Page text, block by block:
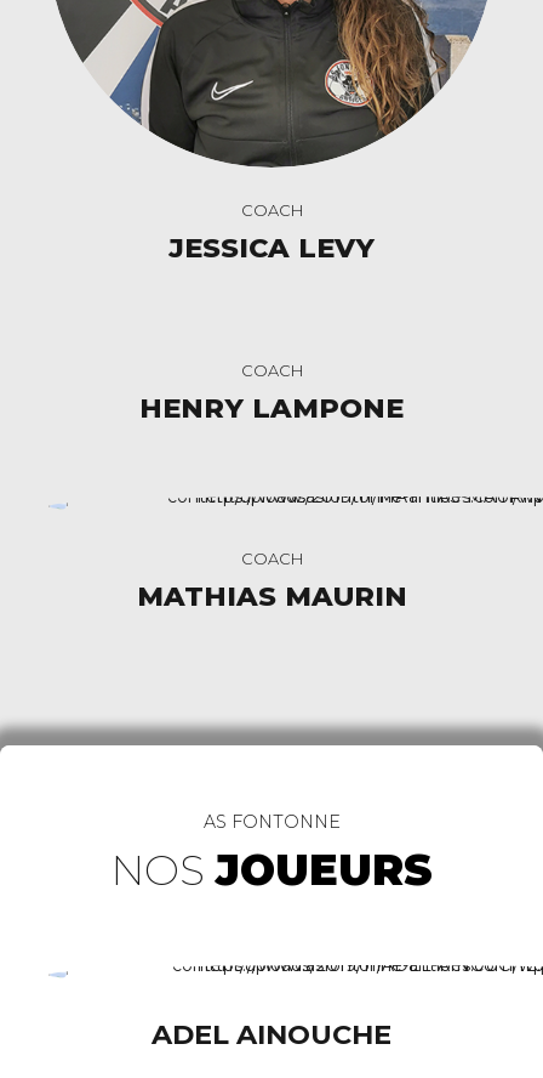
COACH
JESSICA LEVY
COACH
HENRY LAMPONE
COACH
MATHIAS MAURIN
AS FONTONNE
NOSJOUEURS
ADEL AINOUCHE